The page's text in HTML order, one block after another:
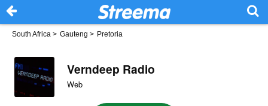
South Africa > Gauteng > Pretoria
Verndeep Radio
Web